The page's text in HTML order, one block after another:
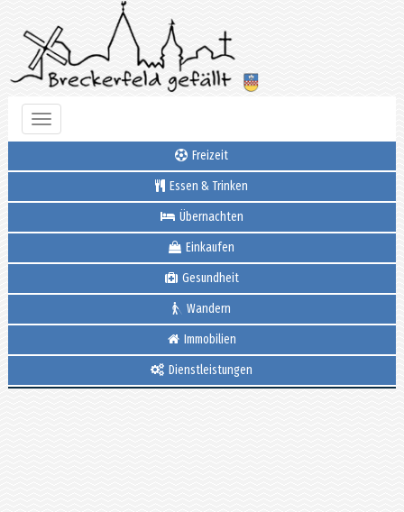
Toggle
navigation
Freizeit
Essen & Trinken
Übernachten
Einkaufen
Gesundheit
Wandern
Immobilien
Dienstleistungen